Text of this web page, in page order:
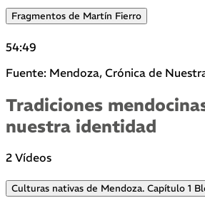
Fragmentos de Martín Fierro
54:49
Fuente: Mendoza, Crónica de
Tradiciones
nuestra identidad
2 Vídeos
Culturas nativas de Mendoza. Capítulo 1